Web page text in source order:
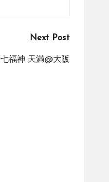
Next Post
七福神 天満@大阪